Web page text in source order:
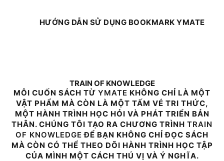
HƯỚNG DẪN SỬ DỤNG BOOKMARK YMATE
TRAIN OF KNOWLEDGE
MỖI CUỐN SÁCH TỪ YMATE KHÔNG CHỈ LÀ MỘT
VẬT PHẨM MÀ CÒN LÀ MỘT TẤM VÉ TRI THỨC,
MỘT HÀNH TRÌNH HỌC HỎI VÀ PHÁT TRIỂN BẢN
THÂN. CHÚNG TÔI TẠO RA CHƯƠNG TRÌNH TRAIN
OF KNOWLEDGE ĐỂ BẠN KHÔNG CHỈ ĐỌC SÁCH
MÀ CÒN CÓ THỂ THEO DÕI HÀNH TRÌNH HỌC TẬP
CỦA MÌNH MỘT CÁCH THÚ VỊ VÀ Ý NGHĨA.